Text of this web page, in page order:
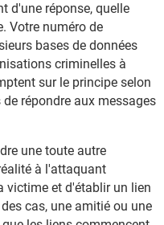
d'une réponse, quelle
Votre numéro de
bases de données
criminelles à
sur le principe selon
répondre aux messages
une toute autre
à l'attaquant
victime et d'établir un lien
cas, une amitié ou une